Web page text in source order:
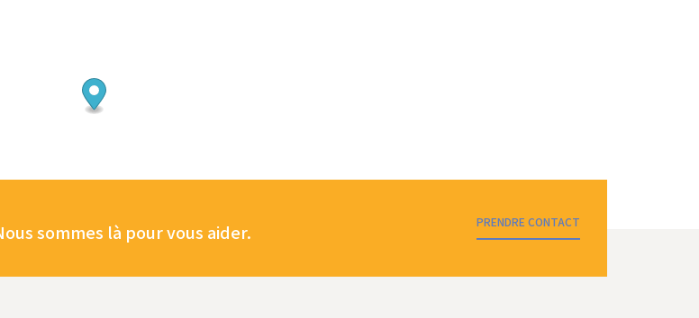
sommes là pour vous aider. PRENDRE CONTACT